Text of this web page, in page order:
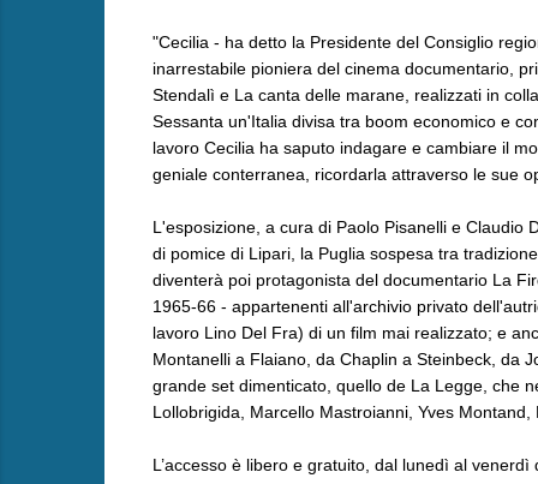
"Cecilia - ha detto la Presidente del Consiglio
inarrestabile pioniera del cinema documentario,
Stendalì e La canta delle marane, realizzati in
Sessanta un'Italia divisa tra boom economico e
lavoro Cecilia ha saputo indagare e cambiare il
geniale conterranea, ricordarla attraverso le sue
L'esposizione, a cura di Paolo Pisanelli e Claudio
di pomice di Lipari, la Puglia sospesa tra
diventerà poi protagonista del documentario La
1965-66 - appartenenti all'archivio privato
lavoro Lino Del Fra) di un film mai realizzato; e
Montanelli a Flaiano, da Chaplin a Steinbeck, da
grande set dimenticato, quello de La Legge, che
Lollobrigida, Marcello Mastroianni, Yves
L’accesso è libero e gratuito, dal lunedì al